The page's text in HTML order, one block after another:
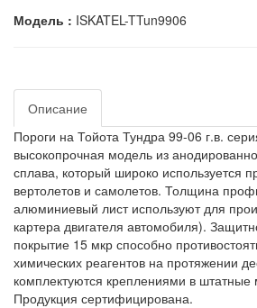
Модель : ISKATEL-TTun9906
Описание
Пороги на Тойота Тундра 99-06 г.в.
высокопрочная модель из
сплава, который широко используется
вертолетов и самолетов. Толщина
алюминиевый лист используют для
картера двигателя автомобиля).
покрытие 15 мкр способно
химических реагентов на протяжении
комплектуются креплениями в штатные
Продукция сертифицирована.